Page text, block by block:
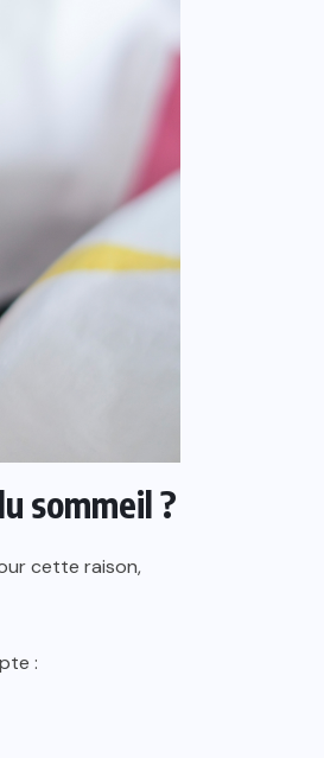
sommeil ?
cette raison,
: